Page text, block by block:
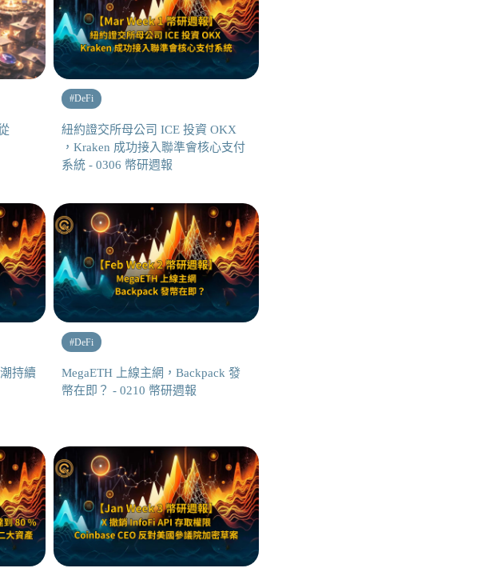
#DeFi
紐約證交所母公司 ICE 投資 OKX
，Kraken 成功接入聯準會核心支付
系統 - 0306 幣研週報
持續
#DeFi
MegaETH 上線主網，Backpack 發
幣在即？ - 0210 幣研週報